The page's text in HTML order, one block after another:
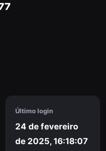
Último login
24 de fevereiro
de 2025, 16:18:07